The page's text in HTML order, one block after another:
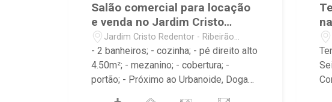
Salão comercial para locação
e venda no Jardim Cristo
Redentor
Jardim Cristo Redentor - Ribeirão
Preto/SP
- 2 banheiros; - cozinha; - pé direito alto
4.50m²; - mezanino; - cobertura; -
portão; - Próximo ao Urbanoide, Dogao